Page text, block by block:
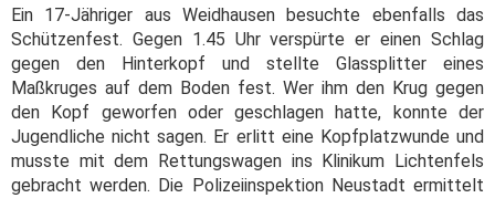
Ein 17-Jähriger aus Weidhausen besuchte ebenfalls das
Schützenfest. Gegen 1.45 Uhr verspürte er einen Schlag
gegen den Hinterkopf und stellte Glassplitter eines
Maßkruges auf dem Boden fest. Wer ihm den Krug gegen
den Kopf geworfen oder geschlagen hatte, konnte der
Jugendliche nicht sagen. Er erlitt eine Kopfplatzwunde und
musste mit dem Rettungswagen ins Klinikum Lichtenfels
gebracht werden. Die Polizeiinspektion Neustadt ermittelt